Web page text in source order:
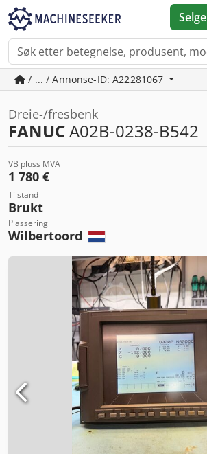
Selge
/ ... / Annonse-ID: A22281067
Dreie-/fresbenk
FANUCA02B-0238-B542
VB pluss MVA
1 780 €
Tilstand
Brukt
Plassering
Wilbertoord